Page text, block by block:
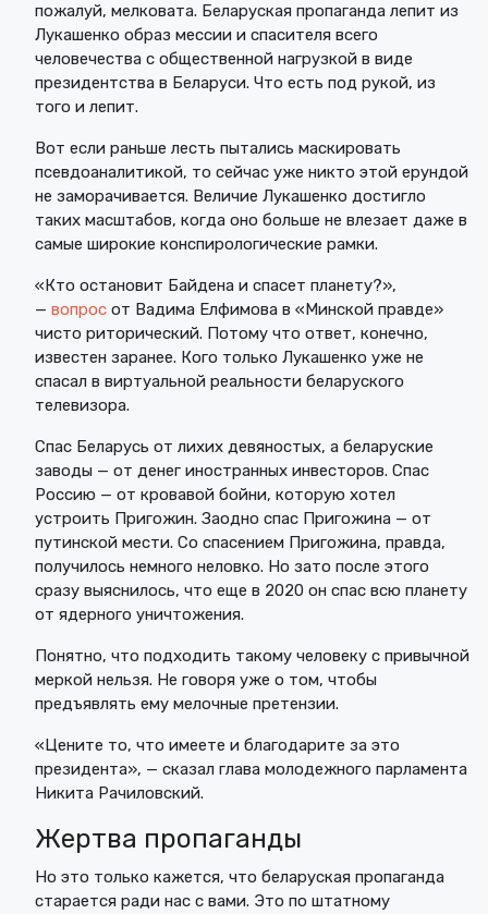
пожалуй, мелковата. Беларуская пропаганда лепит из
Лукашенко образ мессии и спасителя всего
человечества с общественной нагрузкой в виде
президентства в Беларуси. Что есть под рукой, из
того и лепит.
Вот если раньше лесть пытались маскировать
псевдоаналитикой, то сейчас уже никто этой ерундой
не заморачивается. Величие Лукашенко достигло
таких масштабов, когда оно больше не влезает даже в
самые широкие конспирологические рамки.
«Кто остановит Байдена и спасет планету?»,
— вопрос от Вадима Елфимова в «Минской правде»
чисто риторический. Потому что ответ, конечно,
известен заранее. Кого только Лукашенко уже не
спасал в виртуальной реальности беларуского
телевизора.
Спас Беларусь от лихих девяностых, а беларуские
заводы — от денег иностранных инвесторов. Спас
Россию — от кровавой бойни, которую хотел
устроить Пригожин. Заодно спас Пригожина — от
путинской мести. Со спасением Пригожина, правда,
получилось немного неловко. Но зато после этого
сразу выяснилось, что еще в 2020 он спас всю планету
от ядерного уничтожения.
Понятно, что подходить такому человеку с привычной
меркой нельзя. Не говоря уже о том, чтобы
предъявлять ему мелочные претензии.
«Цените то, что имеете и благодарите за это
президента», — сказал глава молодежного парламента
Никита Рачиловский.
Жертва пропаганды
Но это только кажется, что беларуская пропаганда
старается ради нас с вами. Это по штатному